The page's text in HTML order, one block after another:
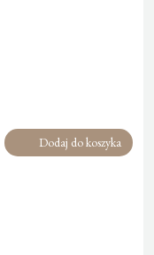
Dodaj do koszyka